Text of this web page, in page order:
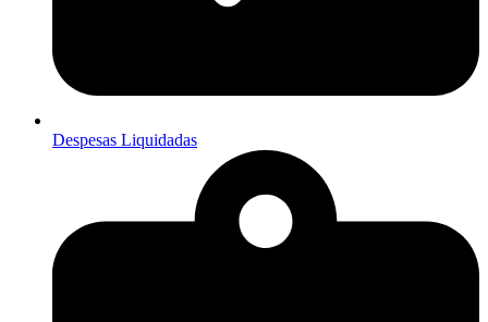
Despesas Liquidadas